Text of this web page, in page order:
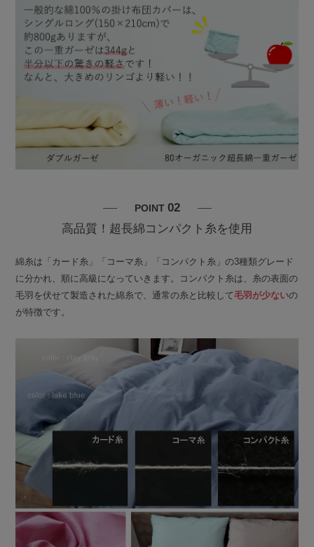
POINT 02
高品質！超長綿コンパクト糸を使用
綿糸は「カード糸」「コーマ糸」「コンパクト糸」の3種類グレード
に分かれ、順に高級になっていきます。コンパクト糸は、糸の表面の
毛羽を伏せて製造された綿糸で、通常の糸と比較して毛羽が少ないの
が特徴です。